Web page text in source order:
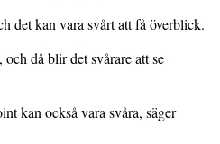
det kan vara svårt att få överblick.
då blir det svårare att se
kan också vara svåra, säger